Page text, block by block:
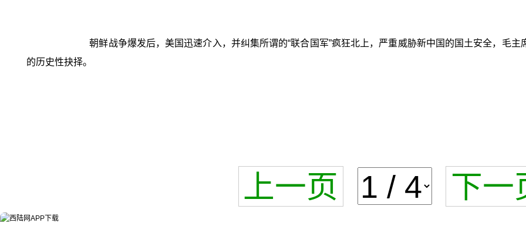
朝鲜战争爆发后，美国迅速介入，并纠集所谓的“联合国军”疯狂北上，严重威胁新中国的国土安全，毛
的历史性抉择。
上一页 下一